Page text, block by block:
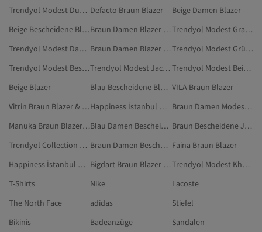
Trendyol Modest Dunkelblau Jacken Defacto Braun Blazer
Beige Damen Blazer
Beige Bescheidene Blazer
Braun Damen Blazer In Übergröße
Trendyol Modest Grau Blazer & Westen
Trendyol Modest Damen Bescheidene Jacken
Braun Damen Blazer & Westen
Trendyol Modest Grün Bescheidene Jacken
Trendyol Modest Bescheidene Jacken
Trendyol Modest Jacken
Trendyol Modest Beige Jacken
Beige Blazer
Blau Bescheidene Blazer VILA Braun Blazer
Vitrin Braun Blazer & Westen
Happiness İstanbul Damen Blazer
Braun Damen Modest Kleidung
Manuka Braun Blazer & Westen
Blau Damen Bescheidene Blazer
Braun Bescheidene Jacken
Trendyol Collection Braun Modest Kleidung
Braun Damen Bescheidene Jacken Faina Braun Blazer
Happiness İstanbul Grün Blazer
Bigdart Braun Blazer & Westen
Trendyol Modest Khaki Jacken
T-Shirts
Nike
Lacoste
The North Face
adidas
Stiefel
Bikinis
Badeanzüge
Sandalen